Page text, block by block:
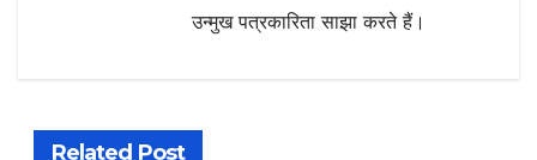
उन्मुख पत्रकारिता साझा करते हैं।
Related Post